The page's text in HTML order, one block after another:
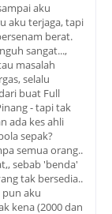
aku
aku terjaga, tapi
berat.
sangat...,
masalah
selalu
buat Full
- tapi tak
ada kes ahli
sepak?
semua orang..
sebab 'benda'
tak bersedia..
pun aku
kena (2000 dan